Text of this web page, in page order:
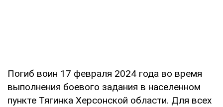
Погиб воин 17 февраля 2024 года во время
выполнения боевого задания в населенном
пункте Тягинка Херсонской области. Для всех